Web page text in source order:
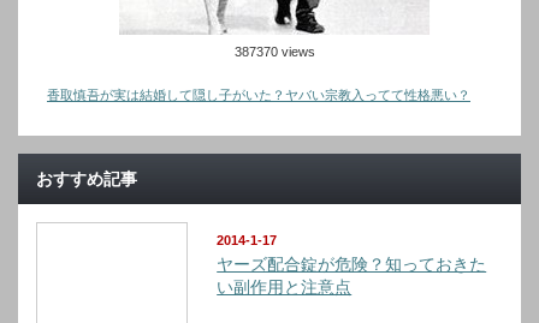
387370 views
香取慎吾が実は結婚して隠し子がいた？ヤバい宗教入ってて性格悪い？
おすすめ記事
2014-1-17
ヤーズ配合錠が危険？知っておきた
い副作用と注意点